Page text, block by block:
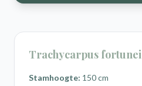
Trachycarpus fortunei
Stamhoogte: 150 cm